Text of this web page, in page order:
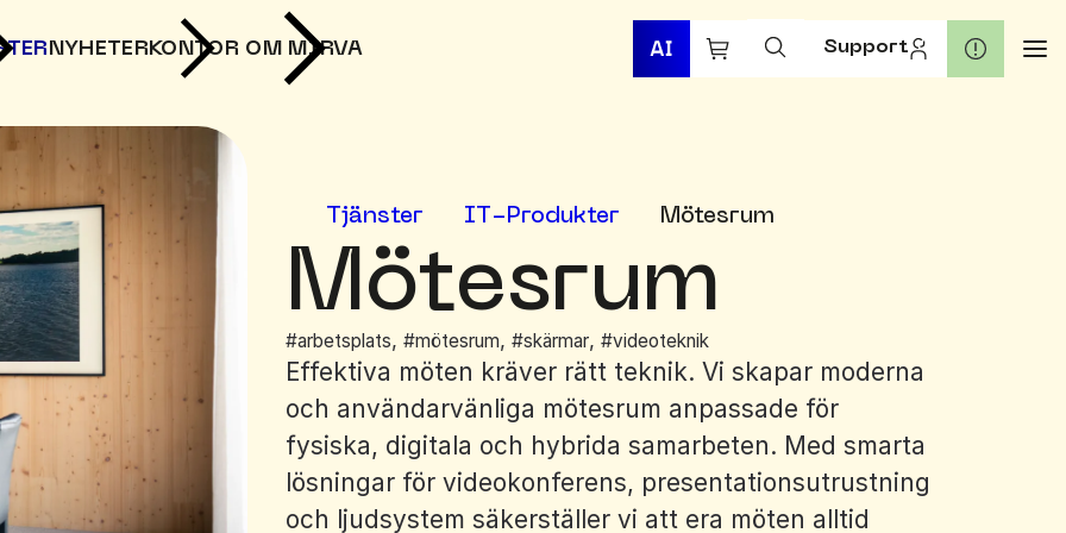
NYHETERKONTOR OM MIRVA
Sök
efter:
När automatisk komplettering
Support
Tjänster IT-Produkter Mötesrum
Mötesrum
#arbetsplats, #mötesrum, #skärmar, #videoteknik
Effektiva möten kräver rätt teknik. Vi skapar moderna
och användarvänliga mötesrum anpassade för
fysiska, digitala och hybrida samarbeten. Med smarta
lösningar för videokonferens, presentationsutrustning
och ljudsystem säkerställer vi att era möten alltid